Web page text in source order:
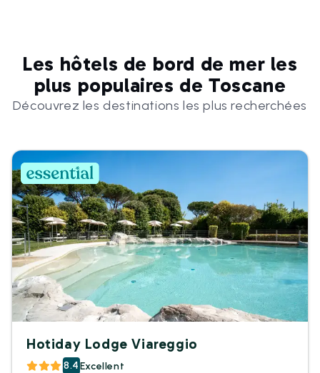
Les hôtels de bord de mer les
plus populaires de Toscane
Découvrez les destinations les plus recherchées
Hotiday Lodge Viareggio
8.4Excellent